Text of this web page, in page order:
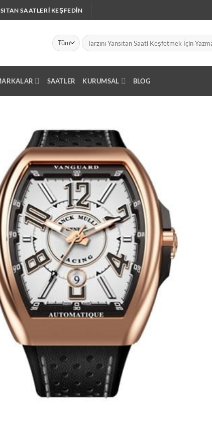
SAATLERI KEŞFEDIN
Ara:
SAATLER KURUMSAL BLOG